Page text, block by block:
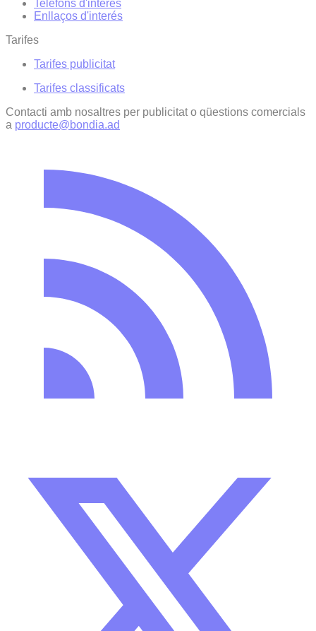
Telèfons d'interès
Enllaços d'interés
Tarifes
Tarifes publicitat
Tarifes classificats
Contacti amb nosaltres per publicitat o qüestions comercials
a producte@bondia.ad